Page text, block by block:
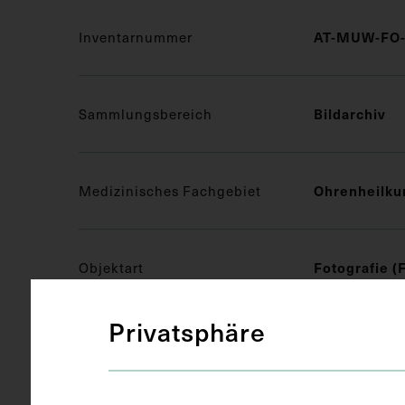
Inventarnummer AT-MUW-
Sammlungsbereich Bildarchiv
Medizinisches Fachgebiet
Objektart Fotografie
Gegenstand
Privatsphäre